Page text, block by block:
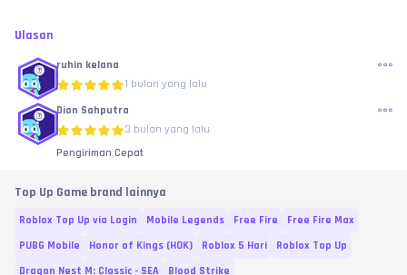
Ulasan
ruhin kelana
1 bulan yang lalu
Dion Sahputra
3 bulan yang lalu
Pengiriman Cepat
Top Up Game brand lainnya
Roblox Top Up via Login Mobile Legends Free Fire
Free Fire Max
PUBG Mobile
Honor of Kings (HOK) Roblox 5 Hari
Roblox Top Up
Dragon Nest M: Classic - SEA
Blood Strike